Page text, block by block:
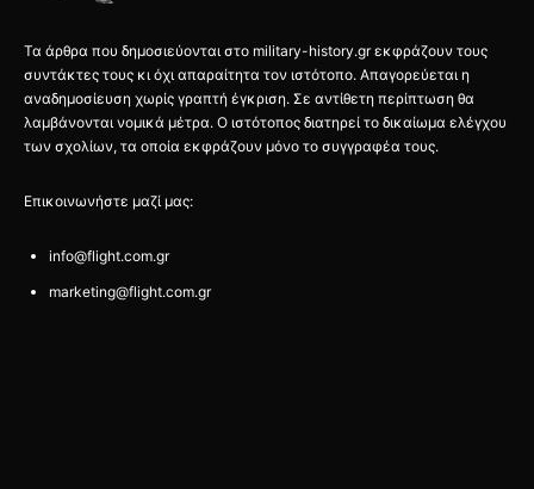
Τα άρθρα που δημοσιεύονται στο military-history.gr εκφράζουν τους
συντάκτες τους κι όχι απαραίτητα τον ιστότοπο. Απαγορεύεται η
αναδημοσίευση χωρίς γραπτή έγκριση. Σε αντίθετη περίπτωση θα
λαμβάνονται νομικά μέτρα. Ο ιστότοπος διατηρεί το δικαίωμα ελέγχου
των σχολίων, τα οποία εκφράζουν μόνο το συγγραφέα τους.
Επικοινωνήστε μαζί μας:
info@flight.com.gr
marketing@flight.com.gr